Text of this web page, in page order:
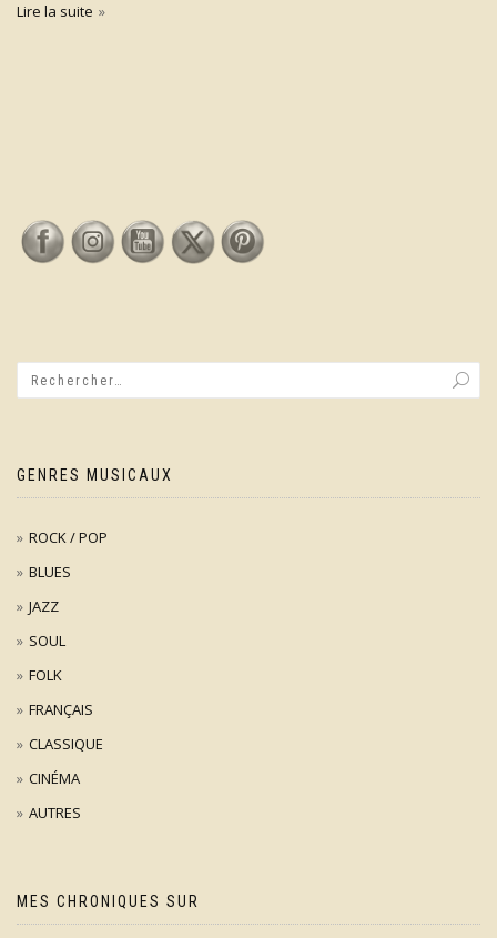
Lire la suite
GENRES MUSICAUX
ROCK / POP
BLUES
JAZZ
SOUL
FOLK
FRANÇAIS
CLASSIQUE
CINÉMA
AUTRES
MES CHRONIQUES SUR